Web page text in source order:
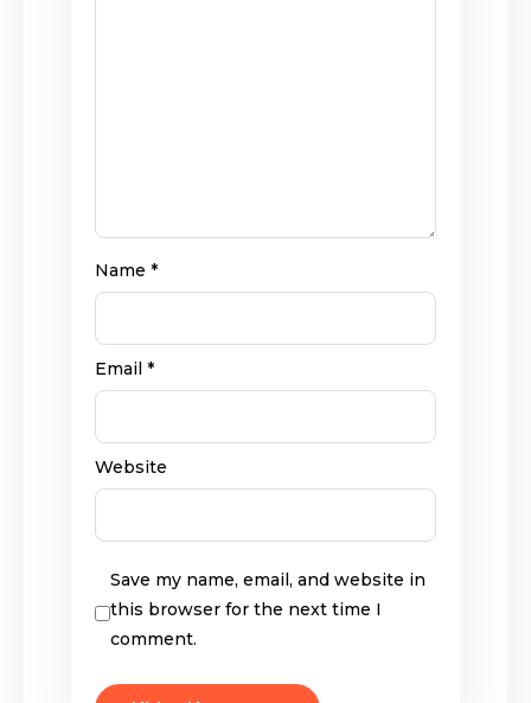
Name *
Email *
Website
Save my name, email, and website in
this browser for the next time I
comment.